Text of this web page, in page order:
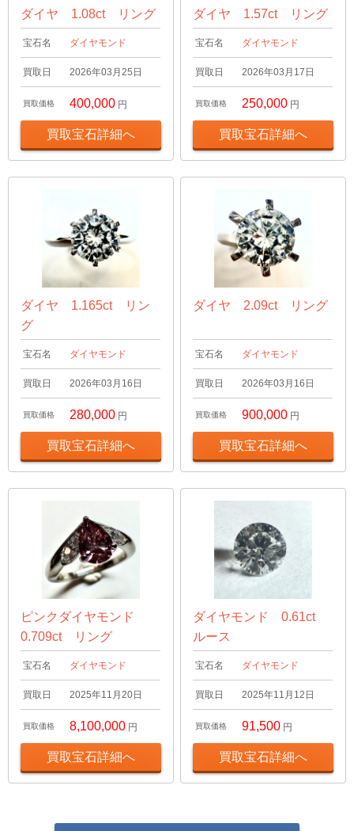
ダイヤ 1.08ct リング
宝石名 ダイヤモンド
買取日 2026年03月25日
買取価格 400,000 円
買取宝石詳細へ
ダイヤ 1.57ct リング
宝石名 ダイヤモンド
買取日 2026年03月17日
買取価格 250,000 円
買取宝石詳細へ
ダイヤ 1.165ct リン
グ
宝石名 ダイヤモンド
買取日 2026年03月16日
買取価格 280,000 円
買取宝石詳細へ
ダイヤ 2.09ct リング
宝石名 ダイヤモンド
買取日 2026年03月16日
買取価格 900,000 円
買取宝石詳細へ
ピンクダイヤモンド
0.709ct リング
宝石名 ダイヤモンド
買取日 2025年11月20日
買取価格 8,100,000 円
買取宝石詳細へ
ダイヤモンド 0.61ct
ルース
宝石名 ダイヤモンド
買取日 2025年11月12日
買取価格 91,500 円
買取宝石詳細へ